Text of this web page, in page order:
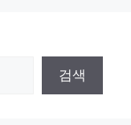
검색